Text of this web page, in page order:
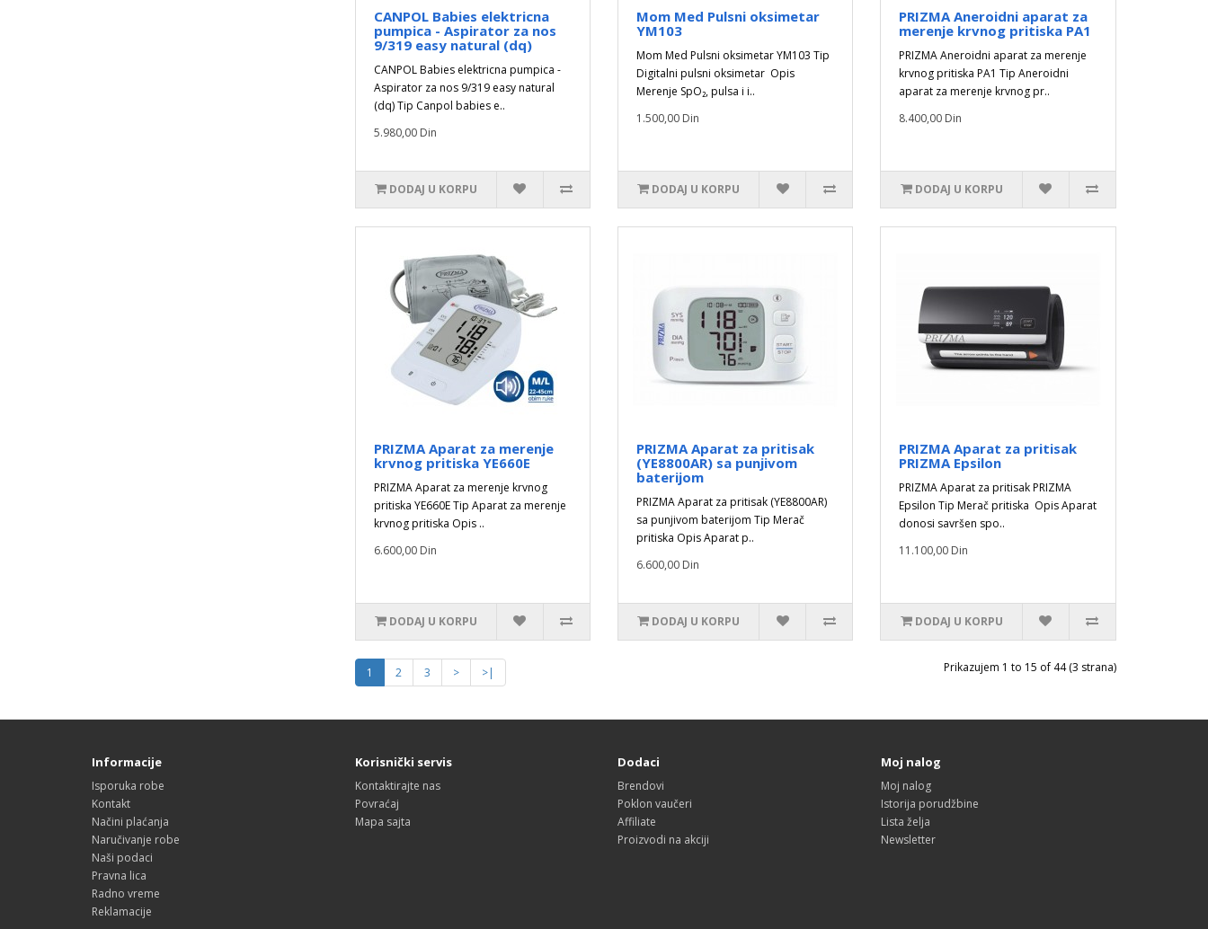
CANPOL Babies elektricna
pumpica - Aspirator za nos
9/319 easy natural (dq)
CANPOL Babies elektricna pumpica -
Aspirator za nos 9/319 easy natural
(dq) Tip Canpol babies e..
5.980,00 Din
DODAJ U KORPU
Mom Med Pulsni oksimetar
YM103
Mom Med Pulsni oksimetar YM103 Tip
Digitalni pulsni oksimetar Opis
Merenje SpO₂, pulsa i i..
1.500,00 Din
DODAJ U KORPU
PRIZMA Aneroidni aparat za
merenje krvnog pritiska PA1
PRIZMA Aneroidni aparat za merenje
krvnog pritiska PA1 Tip Aneroidni
aparat za merenje krvnog pr..
8.400,00 Din
DODAJ U KORPU
PRIZMA Aparat za merenje
krvnog pritiska YE660E
PRIZMA Aparat za merenje krvnog
pritiska YE660E Tip Aparat za merenje
krvnog pritiska Opis ..
6.600,00 Din
DODAJ U KORPU
PRIZMA Aparat za pritisak
(YE8800AR) sa punjivom
baterijom
PRIZMA Aparat za pritisak (YE8800AR)
sa punjivom baterijom Tip Merač
pritiska Opis Aparat p..
6.600,00 Din
DODAJ U KORPU
PRIZMA Aparat za pritisak
PRIZMA Epsilon
PRIZMA Aparat za pritisak PRIZMA
Epsilon Tip Merač pritiska Opis Aparat
donosi savršen spo..
11.100,00 Din
DODAJ U KORPU
1 2 3 > >| Prikazujem 1 to 15 of 44 (3 strana)
Informacije
Isporuka robe
Kontakt
Načini plaćanja
Naručivanje robe
Naši podaci
Pravna lica
Radno vreme
Reklamacije
Korisnički servis
Kontaktirajte nas
Povraćaj
Mapa sajta
Dodaci
Brendovi
Poklon vaučeri
Affiliate
Proizvodi na akciji
Moj nalog
Moj nalog
Istorija porudžbine
Lista želja
Newsletter